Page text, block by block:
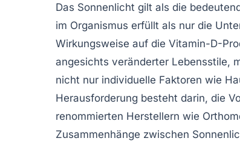
Das Sonnenlicht gilt als die
im Organismus erfüllt als nur die
Wirkungsweise auf die Vitamin-D-
angesichts veränderter Lebensstile,
nicht nur individuelle Faktoren wie
Herausforderung besteht darin, die
renommierten Herstellern wie
Zusammenhänge zwischen